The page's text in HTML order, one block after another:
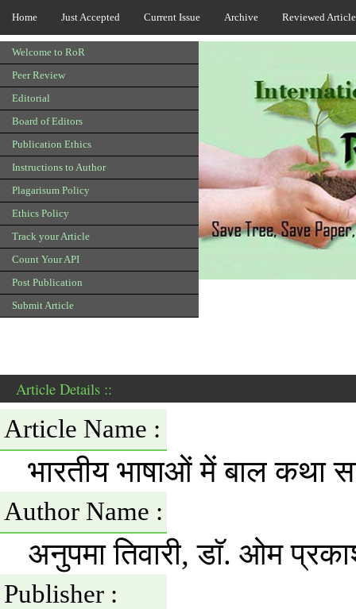
Home Just Accepted Current Issue Archive Reviewed
Welcome to RoR
Peer Review
Editorial
Board of Editors
Publication Ethics
Instructions to Author
Plagarisum Policy
Ethics Policy
Track your Article
Count Your API
Post Publication
Submit Article
Article Details ::
Article Name :
भारतीय भाषाओं में बाल कथा
Author Name :
अनुपमा तिवारी, डाॅ. ओम प्रकाश
Publisher :